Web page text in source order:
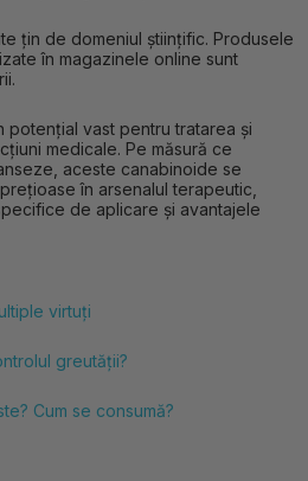
țin de domeniul științific. Produsele
în magazinele online sunt
potențial vast pentru tratarea și
medicale. Pe măsură ce
aceste canabinoide se
în arsenalul terapeutic,
de aplicare și avantajele
virtuți
greutății?
Cum se consumă?